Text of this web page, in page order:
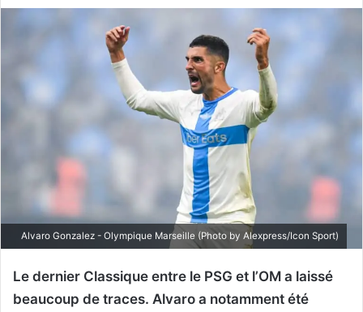
Alvaro Gonzalez - Olympique Marseille (Photo by Alexpress/Icon Sport)
Le dernier Classique entre le PSG et l’OM a laissé
beaucoup de traces. Alvaro a notamment été